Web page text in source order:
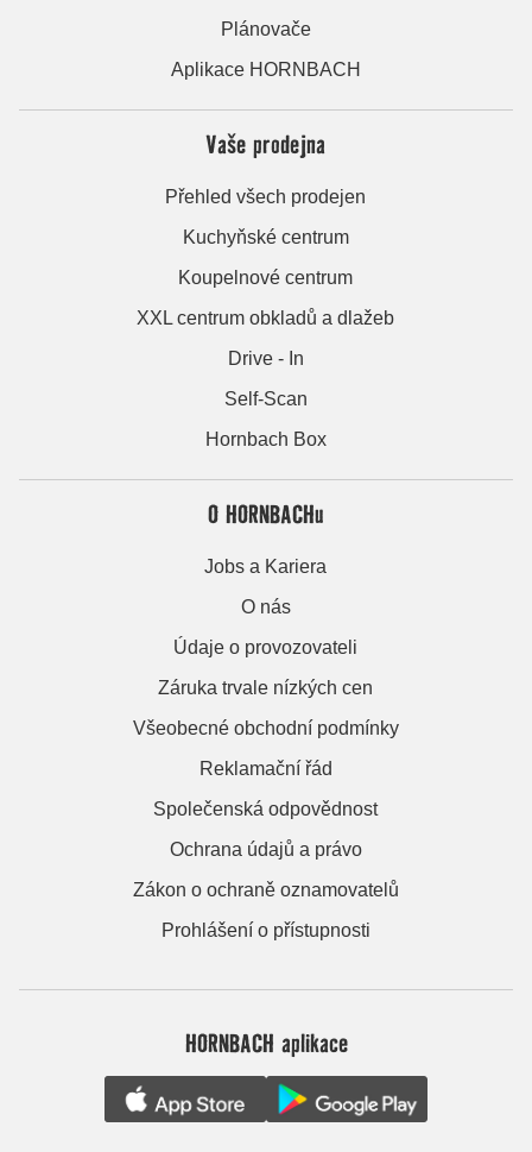
Plánovače
Aplikace HORNBACH
Vaše prodejna
Přehled všech prodejen
Kuchyňské centrum
Koupelnové centrum
XXL centrum obkladů a dlažeb
Drive - In
Self-Scan
Hornbach Box
O HORNBACHu
Jobs a Kariera
O nás
Údaje o provozovateli
Záruka trvale nízkých cen
Všeobecné obchodní podmínky
Reklamační řád
Společenská odpovědnost
Ochrana údajů a právo
Zákon o ochraně oznamovatelů
Prohlášení o přístupnosti
HORNBACH aplikace